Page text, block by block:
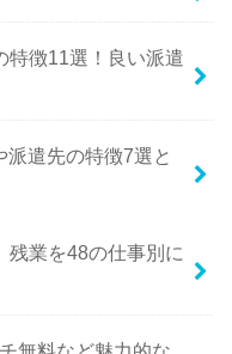
特徴11選！良い派遣
遣先の特徴7選と
残業を48の仕事別に